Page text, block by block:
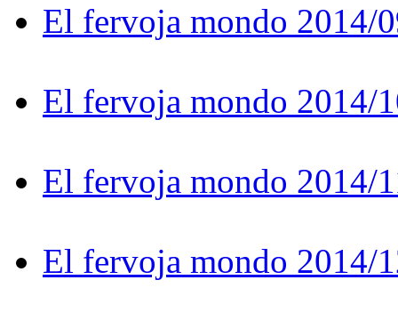
El fervoja mondo 2014/
El fervoja mondo 2014/
El fervoja mondo 2014/
El fervoja mondo 2014/